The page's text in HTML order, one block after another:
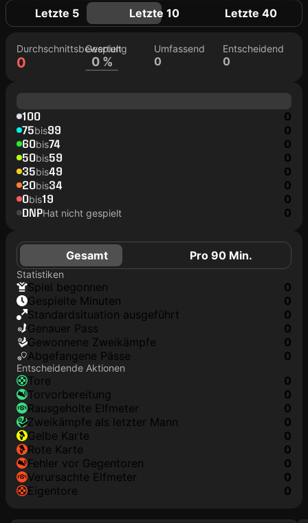
Letzte 5 Letzte 10 Letzte 40
Durchschnittsbewertung
0
Gespielt
0 %
Umfassend
0
Entscheidend
0
100 0
75bis99 0
60bis74 0
50bis59 0
35bis49 0
20bis34 0
0bis19 0
DNPHat nicht gespielt 0
Gesamt Pro 90 Min.
Statistiken
Spiel begonnen
0
Gespielte Minuten
0
Standardsituation ausgeführt
0
genauer Pass
0
Gewonnene Zweikämpfe
0
Abgefangene Pässe
0
Entscheidende Aktionen
Tore
0
Torvorbereitung
0
rausgeholte Elfmeter
0
Zweikämpfe als letzter Mann
0
gelbe Karte
0
rote Karte
0
Fehler vor Gegentoren
0
Verursachte Elfmeter
0
Eigentore
0